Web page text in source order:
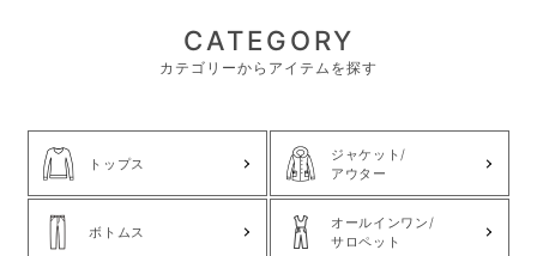
CATEGORY
カテゴリーからアイテムを探す
トップス
ジャケット/
アウター
ボトムス
オールインワン/
サロペット